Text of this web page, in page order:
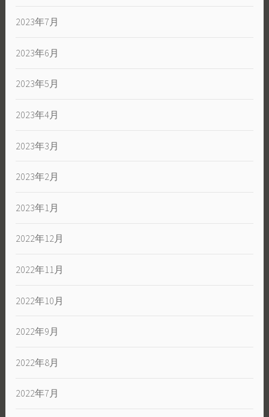
2023年7月
2023年6月
2023年5月
2023年4月
2023年3月
2023年2月
2023年1月
2022年12月
2022年11月
2022年10月
2022年9月
2022年8月
2022年7月